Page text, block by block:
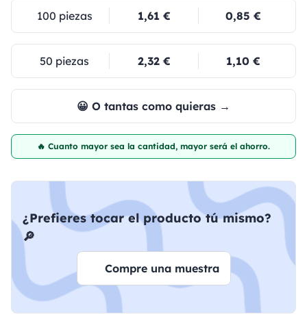
100 piezas 1,61 € 0,85 €
50 piezas 2,32 € 1,10 €
😀 O tantas como quieras →
🔥 Cuanto mayor sea la cantidad, mayor será el ahorro.
¿Prefieres tocar el producto tú mismo?
🔎
Compre una muestra